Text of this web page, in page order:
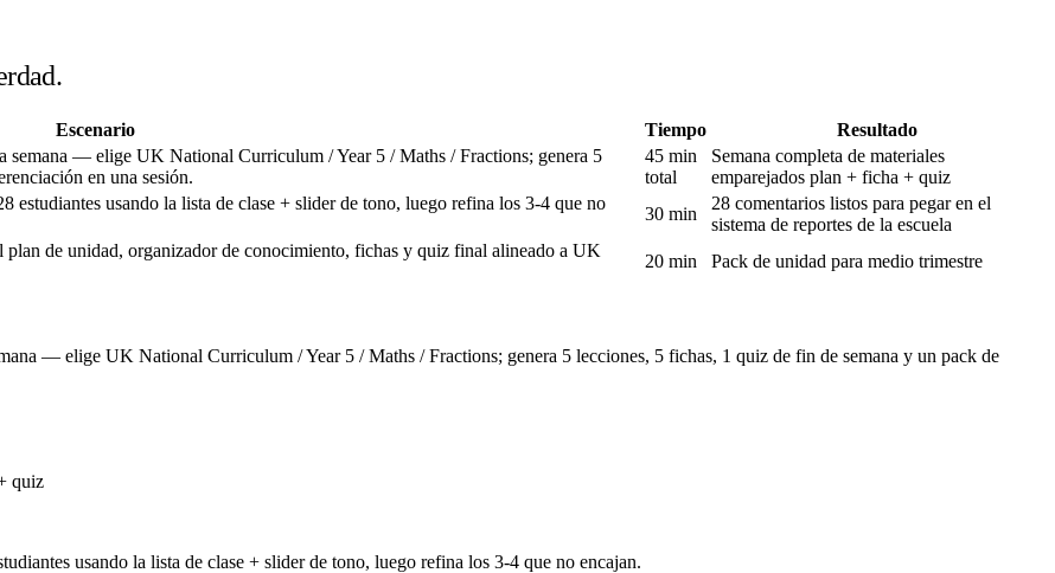
Escenario Tiempo
Resultado
semana — elige UK National Curriculum / Year 5 / Maths / Fractions; genera 5
en una sesión.
45 min
total
Semana completa de materiales
emparejados plan + ficha + quiz
estudiantes usando la lista de clase + slider de tono, luego refina los 3-4 que no
30 min
28 comentarios listos para pegar en el
sistema de reportes de la escuela
de unidad, organizador de conocimiento, fichas y quiz final alineado a UK
20 min Pack de unidad para medio trimestre
— elige UK National Curriculum / Year 5 / Maths / Fractions; genera 5 lecciones, 5 fichas, 1 quiz de fin de semana y un pack de
quiz
usando la lista de clase + slider de tono, luego refina los 3-4 que no encajan.